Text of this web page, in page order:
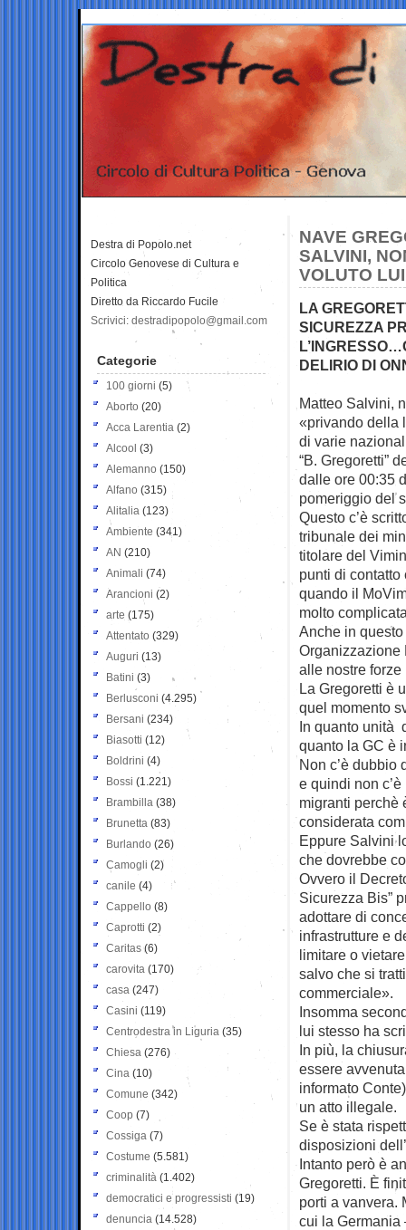
NAVE
SALVINI,
VOLUTO LUI
LA
SICUREZZA
DELIRIO DI
Matteo Salvini,
«privando della
di varie
“B. Gregoretti”
dalle ore 00:35
pomeriggio del
Questo c’è
tribunale dei
titolare del
punti di
quando il
molto
Anche in
Organizzazione
alle nostre forze
La Gregoretti è
quel momento
In quanto unità
quanto la GC è
Non c’è dubbio
e quindi non
migranti perchè
considerata
Eppure Salvini
che dovrebbe
Ovvero il
Sicurezza Bis”
adottare di
infrastrutture e
limitare o
salvo che si
commerciale».
Insomma
lui stesso ha
In più, la
essere
informato
un atto illegale.
Se è stata
disposizioni
Intanto però è
Gregoretti. È
porti a vanvera.
cui la
Destra di Popolo.net
Circolo Genovese di Cultura e
Politica
Diretto da Riccardo Fucile
Scrivici: destradipopolo@gmail.com
Categorie
100 giorni (5)
Aborto (20)
Acca Larentia (2)
Alcool (3)
Alemanno (150)
Alfano (315)
Alitalia (123)
Ambiente (341)
AN (210)
Animali (74)
Arancioni (2)
arte (175)
Attentato (329)
Auguri (13)
Batini (3)
Berlusconi (4.295)
Bersani (234)
Biasotti (12)
Boldrini (4)
Bossi (1.221)
Brambilla (38)
Brunetta (83)
Burlando (26)
Camogli (2)
canile (4)
Cappello (8)
Caprotti (2)
Caritas (6)
carovita (170)
casa (247)
Casini (119)
Centrodestra in Liguria (35)
Chiesa (276)
Cina (10)
Comune (342)
Coop (7)
Cossiga (7)
Costume (5.581)
criminalità (1.402)
democratici e progressisti (19)
denuncia (14.528)